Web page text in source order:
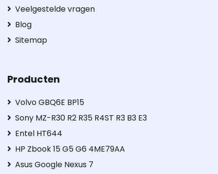
Veelgestelde vragen
Blog
Sitemap
Producten
Volvo GBQ6E BP15
Sony MZ-R30 R2 R35 R4ST R3 B3 E3
Entel HT644
HP Zbook 15 G5 G6 4ME79AA
Asus Google Nexus 7